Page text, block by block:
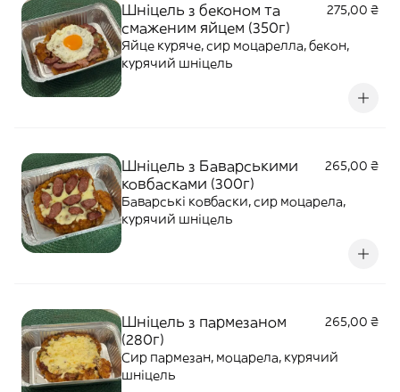
Шніцель з беконом та
смаженим яйцем (350г)
275,00 ₴
Яйце куряче, сир моцарелла, бекон,
курячий шніцель
Шніцель з Баварськими
ковбасками (300г)
265,00 ₴
Баварські ковбаски, сир моцарела,
курячий шніцель
Шніцель з пармезаном
(280г)
265,00 ₴
Сир пармезан, моцарела, курячий
шніцель